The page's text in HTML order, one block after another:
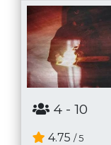
4 - 10
4.75 / 5